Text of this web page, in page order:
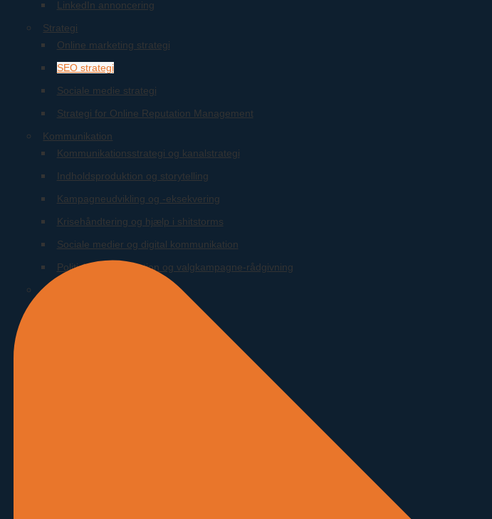
LinkedIn annoncering
Strategi
Online marketing strategi
SEO strategi
Sociale medie strategi
Strategi for Online Reputation Management
Kommunikation
Kommunikationsstrategi og kanalstrategi
Indholdsproduktion og storytelling
Kampagneudvikling og -eksekvering
Krisehåndtering og hjælp i shitstorms
Sociale medier og digital kommunikation
Politisk kommunikation og valgkampagne-rådgivning
AI